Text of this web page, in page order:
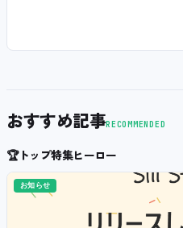
おすすめ記事RECOMMENDED
🏆トップ特集ヒーロー
お知らせ